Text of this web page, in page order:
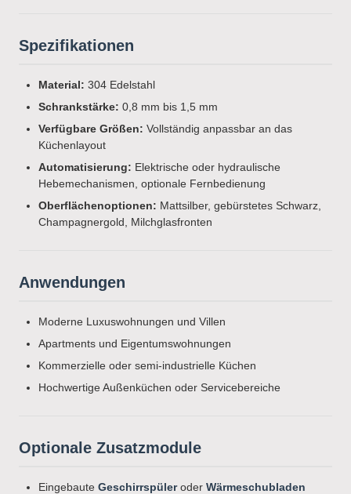
Spezifikationen
Material: 304 Edelstahl
Schrankstärke: 0,8 mm bis 1,5 mm
Verfügbare Größen: Vollständig anpassbar an das
Küchenlayout
Automatisierung: Elektrische oder hydraulische
Hebemechanismen, optionale Fernbedienung
Oberflächenoptionen: Mattsilber, gebürstetes Schwarz,
Champagnergold, Milchglasfronten
Anwendungen
Moderne Luxuswohnungen und Villen
Apartments und Eigentumswohnungen
Kommerzielle oder semi-industrielle Küchen
Hochwertige Außenküchen oder Servicebereiche
Optionale Zusatzmodule
Eingebaute Geschirrspüleroder Wärmeschubladen